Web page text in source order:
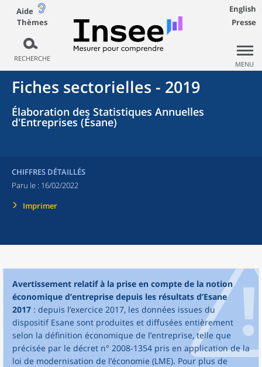
Aide
Thèmes
RECHERCHE
English
Presse
MENU
Fiches sectorielles - 2019
Élaboration des Statistiques Annuelles
d'Entreprises (Ésane)
CHIFFRES DÉTAILLÉS
Paru le : 16/02/2022
Imprimer
Avertissement relatif à la prise en compte de la notion
économique d’entreprise depuis les résultats d’Esane
2017 : depuis l’exercice 2017, les données issues du
dispositif Esane sont produites et diffusées entièrement
selon la définition économique de l’entreprise, telle que
précisée par le décret n° 2008-1354 pris en application de la
loi de modernisation de l’économie (LME). Pour plus de